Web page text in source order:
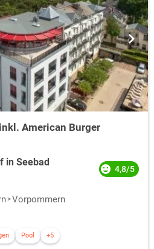
American Burger
in Seebad
4,8/5
Vorpommern
Pool +5